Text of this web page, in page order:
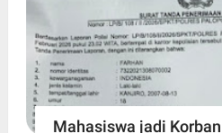
Mahasiswa jadi